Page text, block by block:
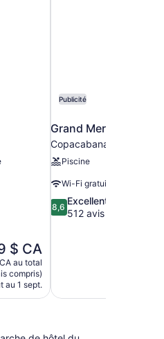
CA
$ CA
au total
compris)
au 1 sept.
Publicité
Grand Mercure Rio
Copacabana
Piscine
Wi-Fi gratuit
8.6
sur
8,6
Excellent
512 avis